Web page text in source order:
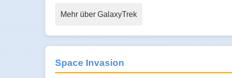
Mehr über GalaxyTrek
Space Invasion